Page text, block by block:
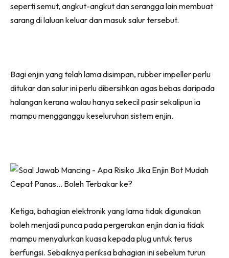
seperti semut, angkut-angkut dan serangga lain membuat
sarang di laluan keluar dan masuk salur tersebut.
Bagi enjin yang telah lama disimpan, rubber impeller perlu
ditukar dan salur ini perlu dibersihkan agas bebas daripada
halangan kerana walau hanya sekecil pasir sekalipun ia
mampu mengganggu keseluruhan sistem enjin.
Ketiga, bahagian elektronik yang lama tidak digunakan
boleh menjadi punca pada pergerakan enjin dan ia tidak
mampu menyalurkan kuasa kepada plug untuk terus
berfungsi. Sebaiknya periksa bahagian ini sebelum turun